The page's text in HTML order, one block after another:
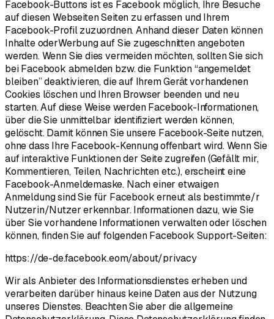
Facebook-Buttons ist es Facebook möglich, Ihre Besuche
auf diesen Webseiten Seiten zu erfassen und Ihrem
Facebook-Profil zuzuordnen. Anhand dieser Daten können
Inhalte oderWerbung auf Sie zugeschnitten angeboten
werden. Wenn Sie dies vermeiden möchten, sollten Sie sich
bei Facebook abmelden bzw. die Funktion “angemeldet
bleiben” deaktivieren, die auf Ihrem Gerät vorhandenen
Cookies löschen und Ihren Browser beenden und neu
starten. Auf diese Weise werden Facebook-Informationen,
über die Sie unmittelbar identifiziert werden können,
gelöscht. Damit können Sie unsere Facebook-Seite nutzen,
ohne dass Ihre Facebook-Kennung offenbart wird. Wenn Sie
auf interaktive Funktionen der Seite zugreifen (Gefällt mir,
Kommentieren, Teilen, Nachrichten etc.), erscheint eine
Facebook-Anmeldemaske. Nach einer etwaigen
Anmeldung sind Sie für Facebook erneut als bestimmte/r
Nutzerin/Nutzer erkennbar. Informationen dazu, wie Sie
über Sie vorhandene Informationen verwalten oder löschen
können, finden Sie auf folgenden Facebook Support-Seiten:
https://de-de.facebook.eom/about/privacy
Wir als Anbieter des Informationsdienstes erheben und
verarbeiten darüber hinaus keine Daten aus der Nutzung
unseres Dienstes. Beachten Sie aber die allgemeine